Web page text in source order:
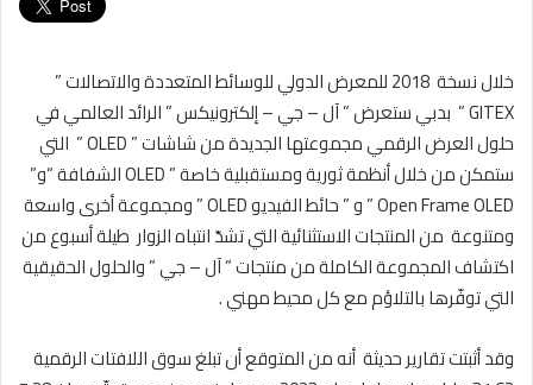
خلال نسخة 2018 للمعرض الدولي للوسائط المتعددة والاتصالات ”
GITEX ” بدبي ستعرض ” آل – جي – إلكترونيكس ” الرائد العالمي في
حلول العرض الرقمي مجموعتها الجديدة من شاشات ” OLED ” التي
ستمكن من خلال أنظمة ثورية ومستقبلية خاصة ” OLED الشفافة “و”
Open Frame OLED ” و ” حائط الفيديو OLED ” ومجموعة أخرى واسعة
ومتنوعة من المنتجات الاستثنائية التي تشدّ انتباه الزوار طيلة أسبوع من
اكتشاف المجموعة الكاملة من منتجات ” آل – جي ” والحلول الحقيقية
التي توفّرها بالتلاؤم مع كل محيط مهني .
وقد أثبتت تقارير حديثة أنه من المتوقع أن تبلغ سوق اللافتات الرقمية